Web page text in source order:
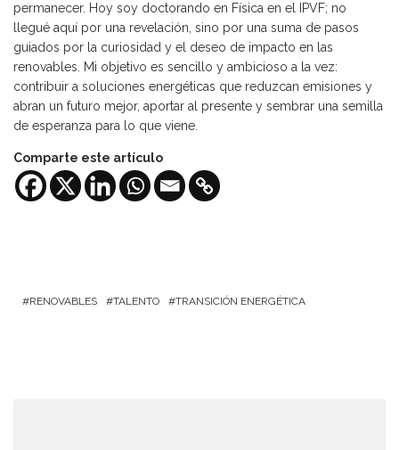
permanecer. Hoy soy doctorando en Física en el IPVF; no
llegué aquí por una revelación, sino por una suma de pasos
guiados por la curiosidad y el deseo de impacto en las
renovables. Mi objetivo es sencillo y ambicioso a la vez:
contribuir a soluciones energéticas que reduzcan emisiones y
abran un futuro mejor, aportar al presente y sembrar una semilla
de esperanza para lo que viene.
Comparte este artículo
RENOVABLES TALENTO TRANSICIÓN ENERGÉTICA